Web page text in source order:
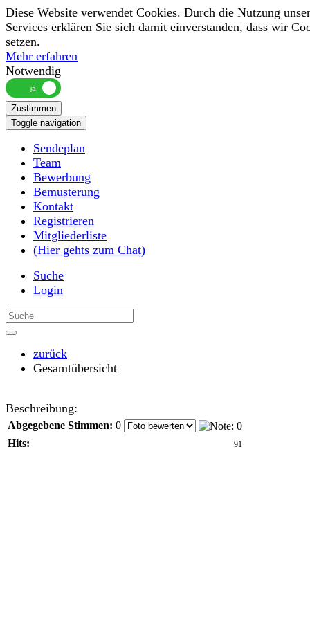
Diese Website verwendet Cookies. Durch die Nutzung
Services erklären Sie sich damit einverstanden, dass wir
setzen.
Mehr erfahren
Notwendig
Zustimmen
Toggle navigation
Sendeplan
Team
Bewerbung
Bemusterung
Kontakt
Registrieren
Mitgliederliste
(Hier gehts zum Chat)
Suche
Login
zurück
Gesamtübersicht
Beschreibung:
Abgegebene Stimmen: 0
Hits:
91